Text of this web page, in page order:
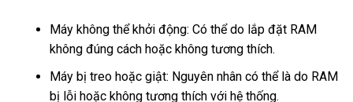
Máy không thể khởi động: Có thể do lắp đặt RAM
không đúng cách hoặc không tương thích.
Máy bị treo hoặc giật: Nguyên nhân có thể là do RAM
bị lỗi hoặc không tương thích với hệ thống.